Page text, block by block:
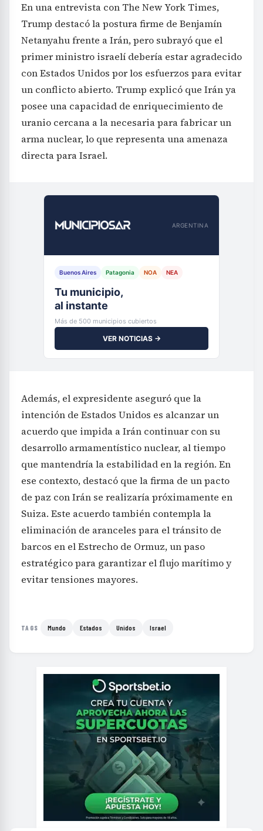
En una entrevista con The New York Times,
Trump destacó la postura firme de Benjamín
Netanyahu frente a Irán, pero subrayó que el
primer ministro israelí debería estar agradecido
con Estados Unidos por los esfuerzos para evitar
un conflicto abierto. Trump explicó que Irán ya
posee una capacidad de enriquecimiento de
uranio cercana a la necesaria para fabricar un
arma nuclear, lo que representa una amenaza
directa para Israel.
ARGENTINA
Buenos Aires Patagonia NOA NEA
Tu municipio,
al instante
Más de 500 municipios cubiertos
VER NOTICIAS →
Además, el expresidente aseguró que la
intención de Estados Unidos es alcanzar un
acuerdo que impida a Irán continuar con su
desarrollo armamentístico nuclear, al tiempo
que mantendría la estabilidad en la región. En
ese contexto, destacó que la firma de un pacto
de paz con Irán se realizaría próximamente en
Suiza. Este acuerdo también contempla la
eliminación de aranceles para el tránsito de
barcos en el Estrecho de Ormuz, un paso
estratégico para garantizar el flujo marítimo y
evitar tensiones mayores.
TAGS Mundo Estados Unidos Israel